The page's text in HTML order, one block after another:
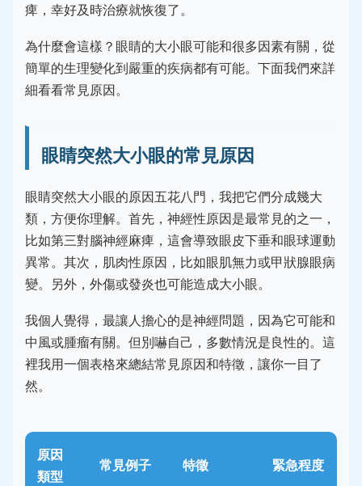
痺，幸好及時治療就恢復了。
為什麼會這樣？眼睛的大小眼可能和很多因素有關，從
簡單的生理變化到嚴重的疾病都有可能。下面我們來詳
細看看常見原因。
眼睛突然大小眼的常見原因
眼睛突然大小眼的原因五花八門，我把它們分成幾大
類，方便你理解。首先，神經性原因是最常見的之一，
比如第三對腦神經麻痺，這會導致眼皮下垂和眼球運動
異常。其次，肌肉性原因，比如眼肌無力或甲狀腺眼病
變。另外，外傷或發炎也可能造成大小眼。
我個人覺得，最讓人擔心的是神經問題，因為它可能和
中風或腫瘤有關。但別嚇自己，多數情況是良性的。這
裡我用一個表格來總結常見原因和特徵，讓你一目了
然。
原因
類型
常見例子 特徵 緊急程度